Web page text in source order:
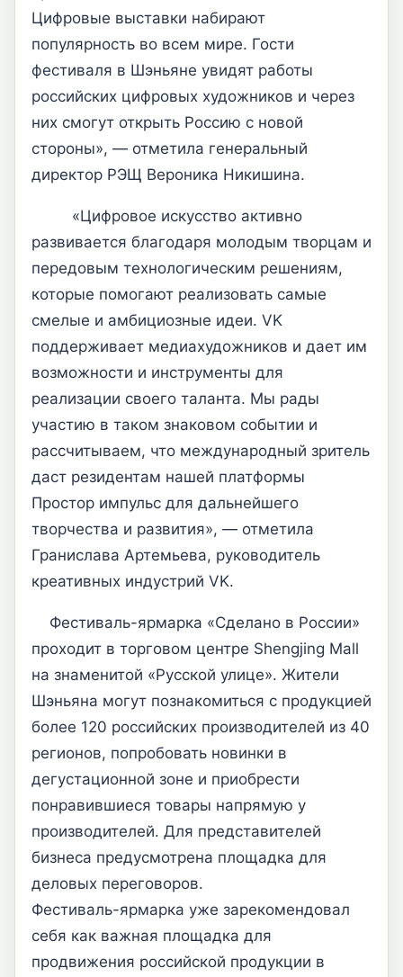
Цифровые выставки набирают
популярность во всем мире. Гости
фестиваля в Шэньяне увидят работы
российских цифровых художников и через
них смогут открыть Россию с новой
стороны», — отметила генеральный
директор РЭЩ Вероника Никишина.
«Цифровое искусство активно
развивается благодаря молодым творцам и
передовым технологическим решениям,
которые помогают реализовать самые
смелые и амбициозные идеи. VK
поддерживает медиахудожников и дает им
возможности и инструменты для
реализации своего таланта. Мы рады
участию в таком знаковом событии и
рассчитываем, что международный зритель
даст резидентам нашей платформы
Простор импульс для дальнейшего
творчества и развития», — отметила
Гранислава Артемьева, руководитель
креативных индустрий VK.
Фестиваль-ярмарка «Сделано в России»
проходит в торговом центре Shengjing Mall
на знаменитой «Русской улице». Жители
Шэньяна могут познакомиться с продукцией
более 120 российских производителей из 40
регионов, попробовать новинки в
дегустационной зоне и приобрести
понравившиеся товары напрямую у
производителей. Для представителей
бизнеса предусмотрена площадка для
деловых переговоров.
Фестиваль-ярмарка уже зарекомендовал
себя как важная площадка для
продвижения российской продукции в